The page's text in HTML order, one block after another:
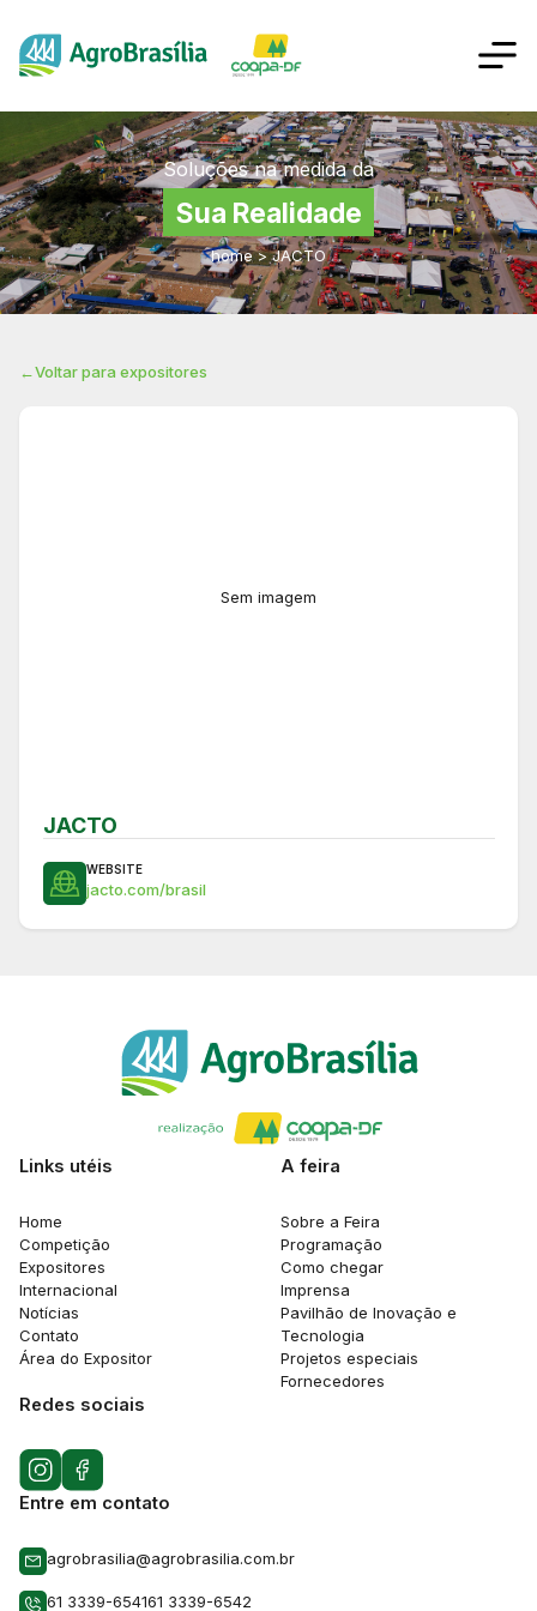
Soluções na medida da
Sua Realidade
home > JACTO
←Voltar para expositores
Sem imagem
JACTO
WEBSITE
jacto.com/brasil
Links utéis
Home
Competição
Expositores
Internacional
Notícias
Contato
Área do Expositor
A feira
Sobre a Feira
Programação
Como chegar
Imprensa
Pavilhão de Inovação e
Tecnologia
Projetos especiais
Fornecedores
Redes sociais
Entre em contato
agrobrasilia@agrobrasilia.com.br
61 3339-654161 3339-6542